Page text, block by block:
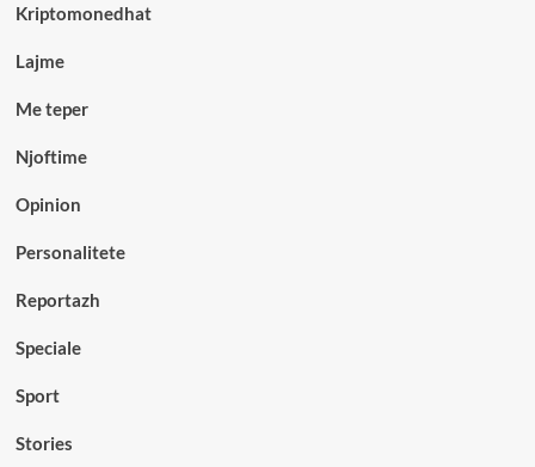
Kriptomonedhat
Lajme
Me teper
Njoftime
Opinion
Personalitete
Reportazh
Speciale
Sport
Stories